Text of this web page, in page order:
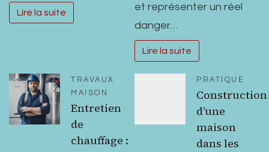
Lire la suite
et représenter un réel
danger…
Lire la suite
TRAVAUX
MAISON
Entretien
de
chauffage :
PRATIQUE
Construction
d’une
maison
dans les